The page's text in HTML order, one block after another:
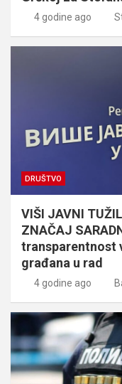
4 godine ago
DRUŠTVO
VIŠI JAVNI
ZNAČAJ
transparentnost
građana u rad
4 godine ago